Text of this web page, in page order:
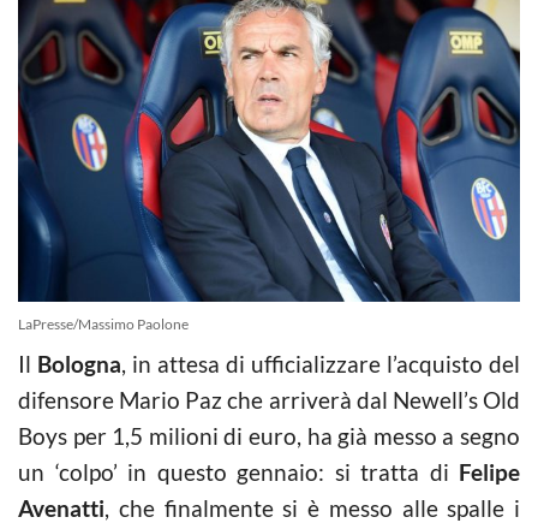
LaPresse/Massimo Paolone
Il Bologna, in attesa di ufficializzare l’acquisto del
difensore Mario Paz che arriverà dal Newell’s Old
Boys per 1,5 milioni di euro, ha già messo a segno
un ‘colpo’ in questo gennaio: si tratta di Felipe
Avenatti, che finalmente si è messo alle spalle i